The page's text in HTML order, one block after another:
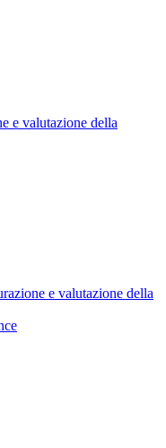
e valutazione della
e valutazione della